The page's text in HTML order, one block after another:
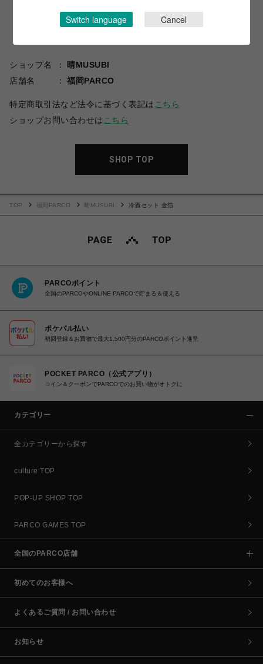
ショップ名
晴MUSUBI
店舗名
福岡PARCO
特定商取引法など法令に基づく表記は こちら
ショップお問い合わせは こちら
SHOP TOP
TOP 福岡PARCO 晴MUSUBI 冷酒セット 金箔
PARCOポイント
全国のPARCOやONLINE PARCOで貯まる＆使える
ポケパル払い
初回登録＆お買物で最大1,500円分のPARCOポイント進呈
POCKET PARCO（公式アプリ）
コイン＆クーポンでPARCOでのお買い物がオトクに
カテゴリー
全カテゴリーから探す
culture TOP
POP-UP SHOP TOP
PARCO GAMES TOP
全国のPARCO店舗
初めてのお客様へ
よくあるご質問 / お問い合わせ
お知らせ
Switch language Cancel